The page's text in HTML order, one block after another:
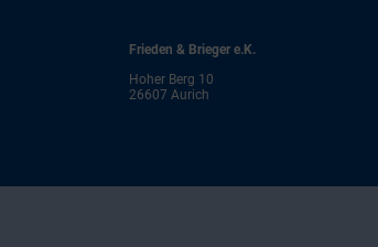
Frieden & Brieger e.K.
Hoher Berg 10
26607 Aurich